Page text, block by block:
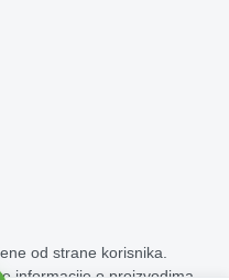
od strane korisnika.
informacije o proizvodima